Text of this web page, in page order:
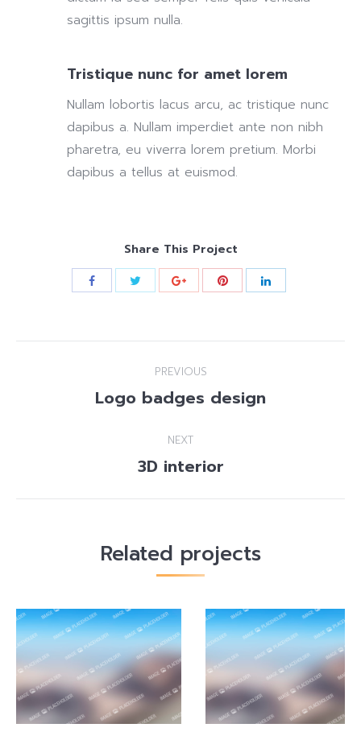
sagittis ipsum nulla.
Tristique nunc for amet lorem
Nullam lobortis lacus arcu, ac tristique nunc
dapibus a. Nullam imperdiet ante non nibh
pharetra, eu viverra lorem pretium. Morbi
dapibus a tellus at euismod.
Share This Project
navigation
PREVIOUS
Previous
Logo badges design
NEXT
Next
3D interior
Related projects